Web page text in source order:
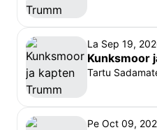
Esietendus
vanusepiiri ei ole.
Kuni 3-aastased (k.a.)
sülepiletiga.
soodustus.
La Sep 19,
Kunksmoor
Tartu
Pe Oct 09,